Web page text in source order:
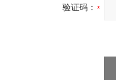
验证码：